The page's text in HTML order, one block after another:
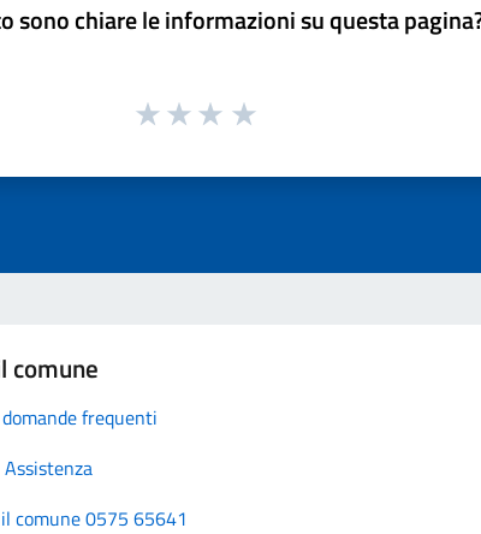
sono chiare le informazioni su questa
comune
frequenti
comune 0575 65641